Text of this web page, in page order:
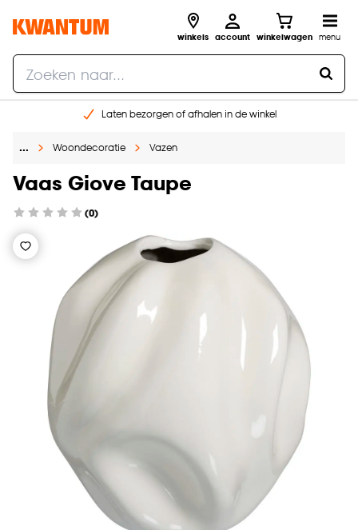
winkels account winkelwagen menu
Laten bezorgen of afhalen in de winkel
Gratis raam advies en inmeten aan huis
… Woondecoratie Vazen
Vaas Giove Taupe
(0)